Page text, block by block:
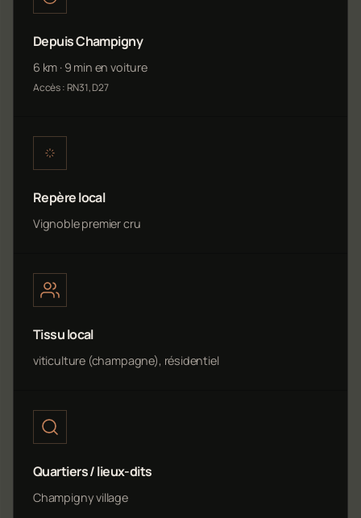
Depuis Champigny
6 km · 9 min en voiture
Accès : RN31, D27
Repère local
Vignoble premier cru
Tissu local
viticulture (champagne), résidentiel
Quartiers / lieux-dits
Champigny village